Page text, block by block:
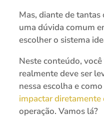
Mas, diante de
uma dúvida comum
escolher o sistema
Neste conteúdo,
realmente deve ser
nessa escolha e
impactar diretamente
operação. Vamos lá?